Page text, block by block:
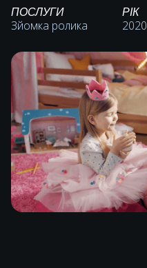
ПОСЛУГИ
Зйомка ролика
РІК
2020